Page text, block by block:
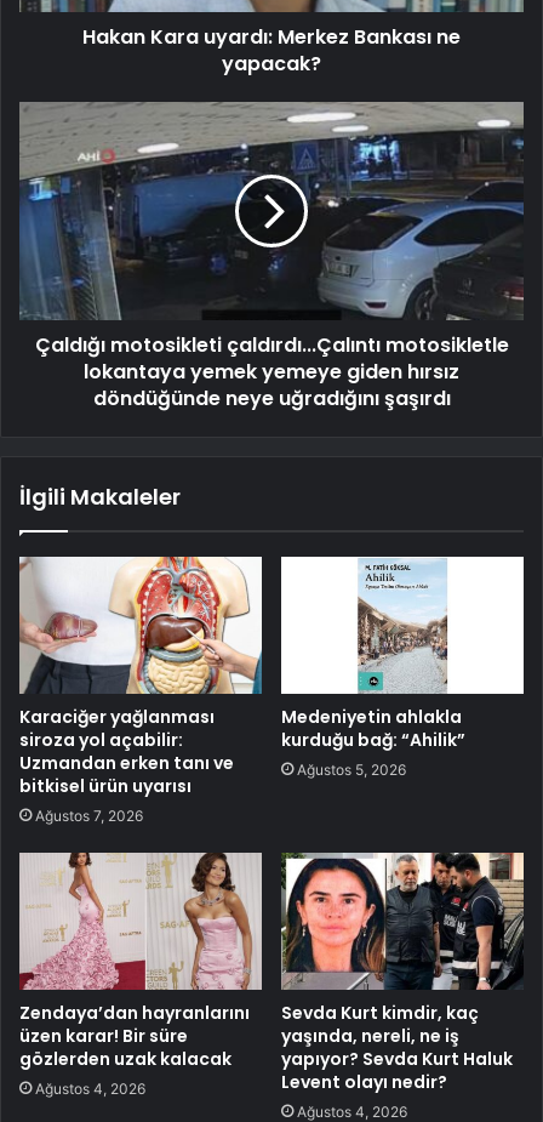
Hakan Kara uyardı: Merkez Bankası ne
yapacak?
Çaldığı motosikleti çaldırdı...Çalıntı motosikletle
lokantaya yemek yemeye giden hırsız
döndüğünde neye uğradığını şaşırdı
İlgili Makaleler
Karaciğer yağlanması
siroza yol açabilir:
Uzmandan erken tanı ve
bitkisel ürün uyarısı
Ağustos 7, 2026
Medeniyetin ahlakla
kurduğu bağ: “Ahilik”
Ağustos 5, 2026
Zendaya’dan hayranlarını
üzen karar! Bir süre
gözlerden uzak kalacak
Ağustos 4, 2026
Sevda Kurt kimdir, kaç
yaşında, nereli, ne iş
yapıyor? Sevda Kurt Haluk
Levent olayı nedir?
Ağustos 4, 2026